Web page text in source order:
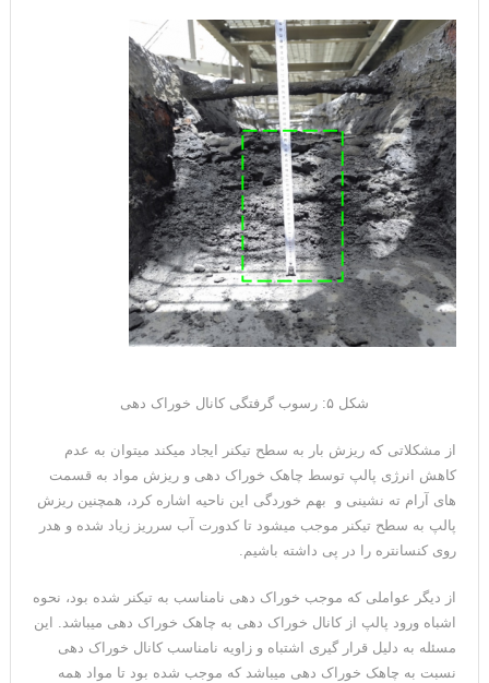
شکل ۵: رسوب گرفتگی کانال خوراک دهی
از مشکلاتی که ریزش بار به سطح تیکنر ایجاد میکند میتوان به عدم
کاهش انرژی پالپ توسط چاهک خوراک دهی و ریزش مواد به قسمت
های آرام ته نشینی و بهم خوردگی این ناحیه اشاره کرد، همچنین ریزش
پالپ به سطح تیکنر موجب میشود تا کدورت آب سرریز زیاد شده و هدر
روی کنسانتره را در پی داشته باشیم.
از دیگر عواملی که موجب خوراک دهی نامناسب به تیکنر شده بود، نحوه
اشباه ورود پالپ از کانال خوراک دهی به چاهک خوراک دهی میباشد. این
مسئله به دلیل قرار گیری اشتباه و زاویه نامناسب کانال خوراک دهی
نسبت به چاهک خوراک دهی میباشد که موجب شده بود تا مواد همه